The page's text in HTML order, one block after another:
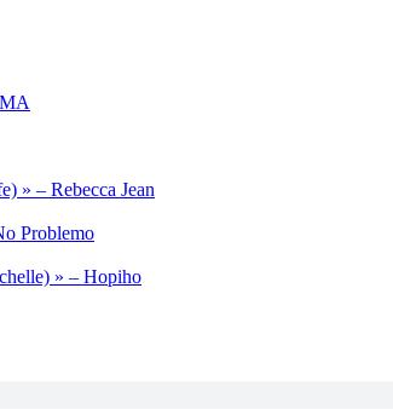
» – Rebecca Jean
Problemo
» – Hopiho